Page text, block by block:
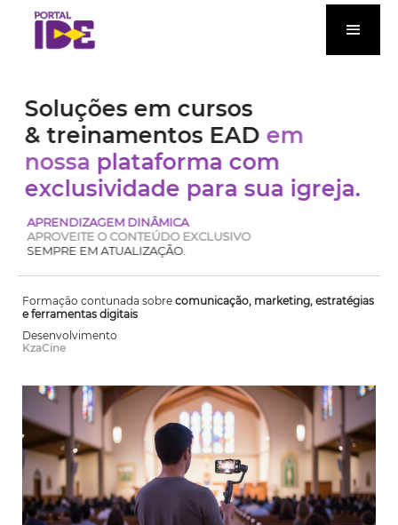
Soluções em cursos
& treinamentos EAD em
nossa plataforma com
exclusividade para sua igreja.
APRENDIZAGEM DINÂMICA
APROVEITE O CONTEÚDO EXCLUSIVO
SEMPRE EM ATUALIZAÇÃO.
Formação contunada sobre comunicação, marketing, estratégias
e ferramentas digitais
Desenvolvimento
KzaCine